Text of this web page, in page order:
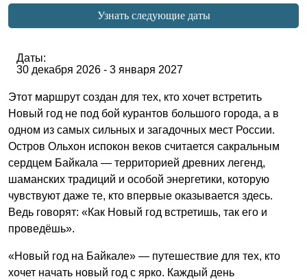
Узнать следующие даты
Даты:
30 декабря 2026 - 3 января 2027
Этот маршрут создан для тех, кто хочет встретить
Новый год не под бой курантов большого города, а в
одном из самых сильных и загадочных мест России.
Остров Ольхон испокон веков считается сакральным
сердцем Байкала — территорией древних легенд,
шаманских традиций и особой энергетики, которую
чувствуют даже те, кто впервые оказывается здесь.
Ведь говорят: «Как Новый год встретишь, так его и
проведёшь».
«Новый год на Байкале» — путешествие для тех, кто
хочет начать новый год с ярко. Каждый день